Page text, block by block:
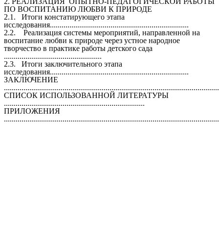
ПО ВОСПИТАНИЮ ЛЮБВИ К ПРИРОДЕ
2.1. Итоги констатирующего этапа
исследования.......................................................................
2.2. Реализация системы мероприятий, направленной на
воспитание любви к природе через устное народное
творчество в практике работы детского сада
..................................................
2.3. Итоги заключительного этапа
исследования.......................................................................
ЗАКЛЮЧЕНИЕ
СПИСОК ИСПОЛЬЗОВАННОЙ ЛИТЕРАТУРЫ
........................................................................
ПРИЛОЖЕНИЯ